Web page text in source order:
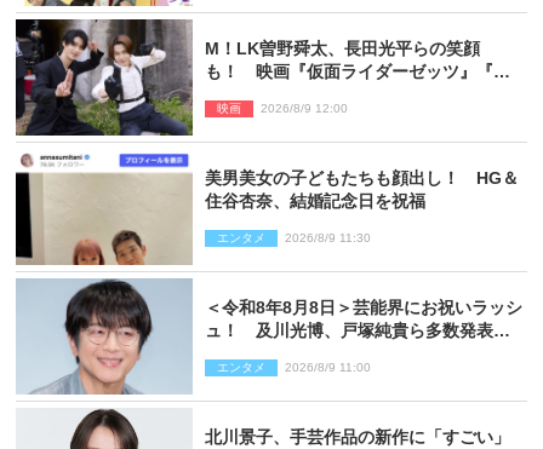
M！LK曽野舜太、長田光平らの笑顔
も！ 映画『仮面ライダーゼッツ』『超
ショット到着
映画 2026/8/9 12:00
美男美女の子どもたちも顔出し！ HG＆
住谷杏奈、結婚記念日を祝福
エンタメ 2026/8/9 11:30
＜令和8年8月8日＞芸能界にお祝いラッシ
ュ！ 及川光博、戸塚純貴ら多数発表結
エンタメ 2026/8/9 11:00
北川景子、手芸作品の新作に「すごい」